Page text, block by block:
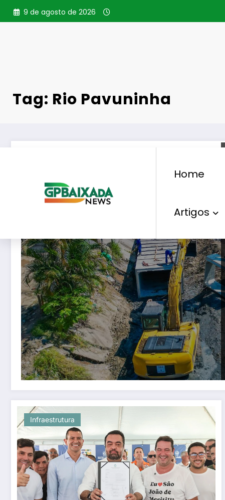
Pular
para
9 de agosto de 2026
Home
Artigos
Tag: Rio Pavuninha
Infraestrutura